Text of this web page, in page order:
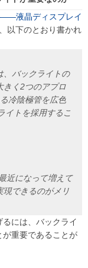
――液晶ディスプレイ
以下のとおり書かれ
バックライトの
きく2つのアプロ
冷陰極管を広色
イトを採用するこ
近になって増えて
現できるのがメリ
には、バックライ
が重要であることが